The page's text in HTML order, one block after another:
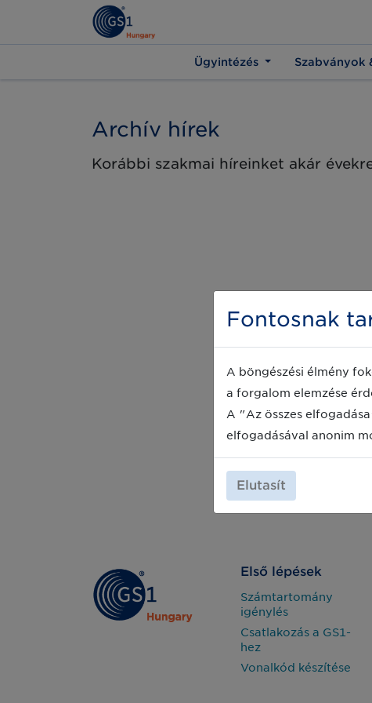
Ügyintézés Szabványok
Archív hírek
Korábbi szakmai híreinket akár
Első lépések
Számtartomány
igénylés
Csatlakozás a GS1-
hez
Vonalkód készítése
Fontosnak
A böngészési élmény
a forgalom elemzése
A "Az összes
elfogadásával anonim
Elutasít